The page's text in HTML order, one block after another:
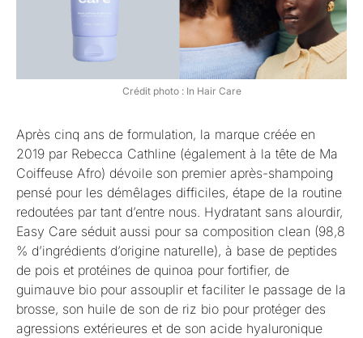
Crédit photo : In Hair Care
Après cinq ans de formulation, la marque créée en
2019 par Rebecca Cathline (également à la tête de Ma
Coiffeuse Afro) dévoile son premier après-shampoing
pensé pour les démêlages difficiles, étape de la routine
redoutées par tant d’entre nous. Hydratant sans alourdir,
Easy Care séduit aussi pour sa composition clean (98,8
% d’ingrédients d’origine naturelle), à base de peptides
de pois et protéines de quinoa pour fortifier, de
guimauve bio pour assouplir et faciliter le passage de la
brosse, son huile de son de riz bio pour protéger des
agressions extérieures et de son acide hyaluronique